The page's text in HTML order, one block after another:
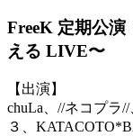
FreeK 定期公演
える LIVE〜
【出演】
chuLa、//ネコプラ
３、